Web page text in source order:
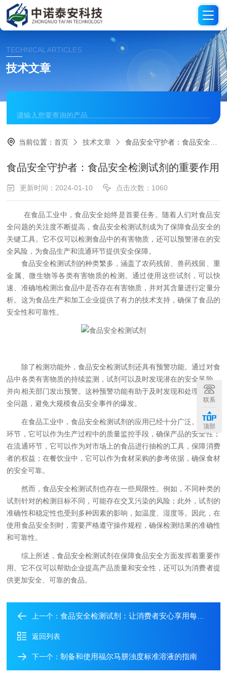
TECHNICAL ARTICLES
技术文章
当前位置：首页 技术文章 食品安全守护者：食品安全检测试剂的重要作用
食品安全守护者：食品安全检测试剂的重要作用
更新时间：2024-01-10 点击次数：1060
在食品工业中，食品安全始终是首要任务。随着人们对食品安
全问题的关注度不断提高，食品安全检测试剂成为了保障食品安全的
关键工具。它不仅可以检测食品中的有害物质，还可以预警潜在的安
全风险，为食品生产和流通环节提供安全保障。
食品安全检测试剂的种类繁多，涵盖了农药残留、兽药残留、重
金属、微生物等各类有害物质的检测。通过使用这些试剂，可以快
速、准确地检测出食品中是否存在有害物质，并对其含量进行定量分
析。这为食品生产和加工企业提供了有力的技术支持，确保了食品的
安全性和可靠性。
除了检测功能外，食品安全检测试剂还具有预警功能。通过对食
品中各类有害物质的持续监测，试剂可以及时发现潜在的安全风险，
并向相关部门发出预警。这种预警功能有助于及时发现和处理食品安
全问题，避免大规模食品安全事件的爆发。
在食品工业中，食品安全检测试剂的应用已经十分广泛。在生产
环节，它可以作为生产过程中的质量监控手段，确保产品的安全性；
在流通环节，它可以作为对市场上的食品进行抽检的工具，保障消费
者的权益；在餐饮业中，它可以作为食材采购的参考依据，确保食材
的安全可靠。
然而，食品安全检测试剂也存在一些局限性。例如，不同种类的
试剂针对的检测目标不同，可能存在交叉污染的风险；此外，试剂的
准确性和稳定性也受到多种因素的影响，如温度、湿度等。因此，在
使用食品安全剂时，需要严格遵守操作规程，确保检测结果的准确性
和可靠性。
综上所述，食品安全检测试剂在保障食品安全方面发挥着重要作
用。它不仅可以帮助企业提高产品质量和安全性，还可以为消费者提
供更加安全、可靠的食品。
上一个：食品安全检测试剂：让消费者安心享用每一口
返回列表
下一个：制备和使用福尔马肼浊度标准溶液的指南
联系
顶部